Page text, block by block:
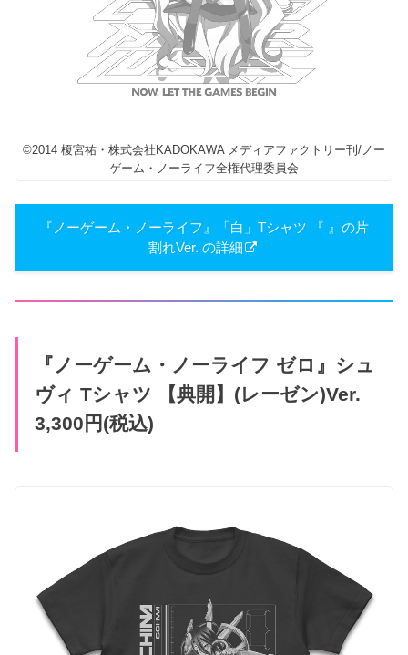
©2014 榎宮祐・株式会社KADOKAWA メディアファクトリー刊/ノー
ゲーム・ノーライフ全権代理委員会
『ノーゲーム・ノーライフ』「白」Tシャツ 『 』の片
割れVer. の詳細
『ノーゲーム・ノーライフ ゼロ』シュ
ヴィ Tシャツ 【典開】(レーゼン)Ver.
3,300円(税込)